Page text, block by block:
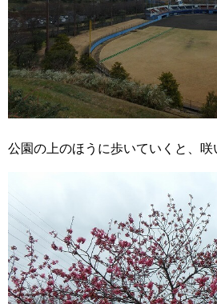
公園の上のほうに歩いていくと、咲